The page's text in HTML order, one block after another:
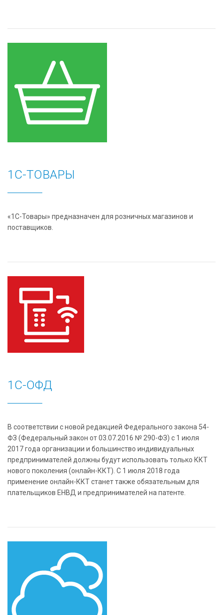
1С-ТОВАРЫ
«1С-Товары» предназначен для розничных магазинов и
поставщиков.
1С-ОФД
В соответствии с новой редакцией Федерального закона 54-
ФЗ (Федеральный закон от 03.07.2016 № 290-ФЗ) с 1 июля
2017 года организации и большинство индивидуальных
предпринимателей должны будут использовать только ККТ
нового поколения (онлайн-ККТ). С 1 июля 2018 года
применение онлайн-ККТ станет также обязательным для
плательщиков ЕНВД и предпринимателей на патенте.